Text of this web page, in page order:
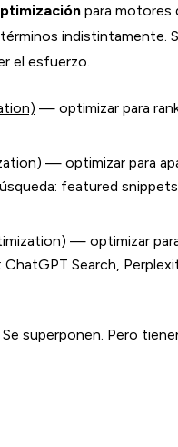
para motores
el esfuerzo.
— optimizar para
— optimizar para
featured
— optimizar
Search,
superponen. Pero